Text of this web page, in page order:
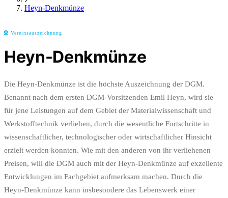
Heyn-Denkmünze
Vereinsauszeichnung
Heyn-Denkmünze
Die Heyn-Denkmünze ist die höchste Auszeichnung der DGM.
Benannt nach dem ersten DGM-Vorsitzenden Emil Heyn, wird sie
für jene Leistungen auf dem Gebiet der Materialwissenschaft und
Werkstofftechnik verliehen, durch die wesentliche Fortschritte in
wissenschaftlicher, technologischer oder wirtschaftlicher Hinsicht
erzielt werden konnten. Wie mit den anderen von ihr verliehenen
Preisen, will die DGM auch mit der Heyn-Denkmünze auf exzellente
Entwicklungen im Fachgebiet aufmerksam machen. Durch die
Heyn-Denkmünze kann insbesondere das Lebenswerk einer